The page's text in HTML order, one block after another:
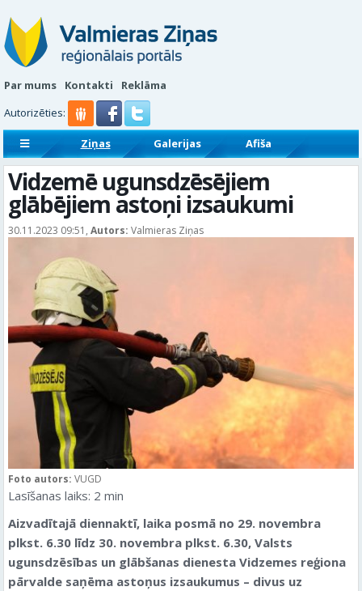
Par mums Kontakti
Reklāma
Autorizēties:
Ziņas Galerijas
Afiša
Sludinājumi
Reklāmraksti
Vidzemē ugunsdzēsējiem
glābējiem astoņi izsaukumi
30.11.2023 09:51, Autors: Valmieras Ziņas
Foto autors: VUGD
Lasīšanas laiks: 2 min
Aizvadītajā diennaktī, laika posmā no 29. novembra
plkst. 6.30 līdz 30. novembra plkst. 6.30, Valsts
ugunsdzēsības un glābšanas dienesta Vidzemes reģiona
pārvalde saņēma astoņus izsaukumus – divus uz